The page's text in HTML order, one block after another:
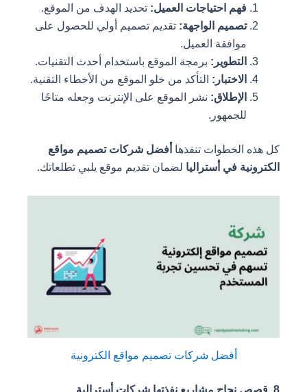
فهم احتياجات العميل:تحديد الهدف من الموقع.
تصميم الواجهة:تقديم تصميم أولي للحصول على
موافقة العميل.
برمجة الموقع باستخدام أحدث التقنيات.
التأكد من خلو الموقع من الأخطاء التقنية.
نشر الموقع على الإنترنت وجعله متاحًا
الخطوات تنفذهاأفضل شركات تصميم مواقع
في أستراليالضمان تقديم موقع يلبي تطلعاتك.
أفضل شركات تصميم مواقع الكترونية